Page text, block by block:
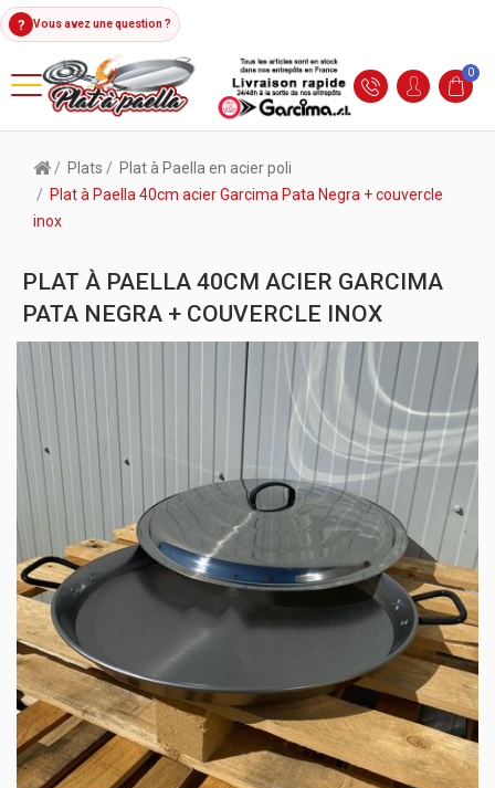
? Vous avez une question ?
0
Plats
Plat à Paella en acier poli
Plat à Paella 40cm acier Garcima Pata Negra + couvercle
inox
PLAT À PAELLA 40CM ACIER GARCIMA
PATA NEGRA + COUVERCLE INOX